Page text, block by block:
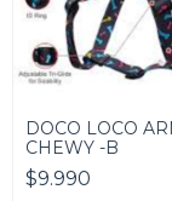
DOCO LOCO
CHEWY -B
$9.990